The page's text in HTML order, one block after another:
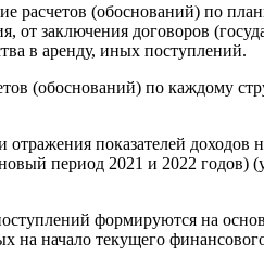
расчетов (обоснований) по
заключения договоров
в аренду, иных поступлений.
(обоснований) по каждому
отражения показателей
период 2021 и 2022
формируются на
начало текущего